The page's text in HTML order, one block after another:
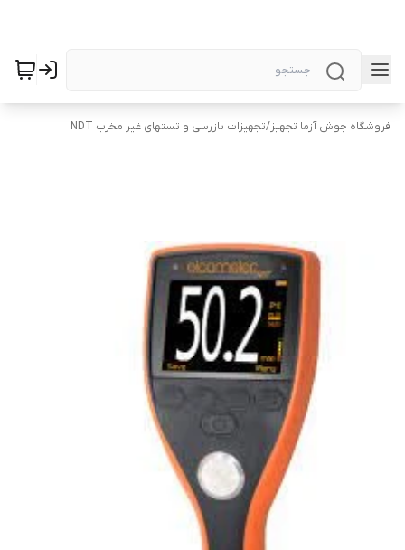
فروشگاه جوش آزما تجهیز/تجهیزات بازرسی و تستهای غیر مخرب NDT